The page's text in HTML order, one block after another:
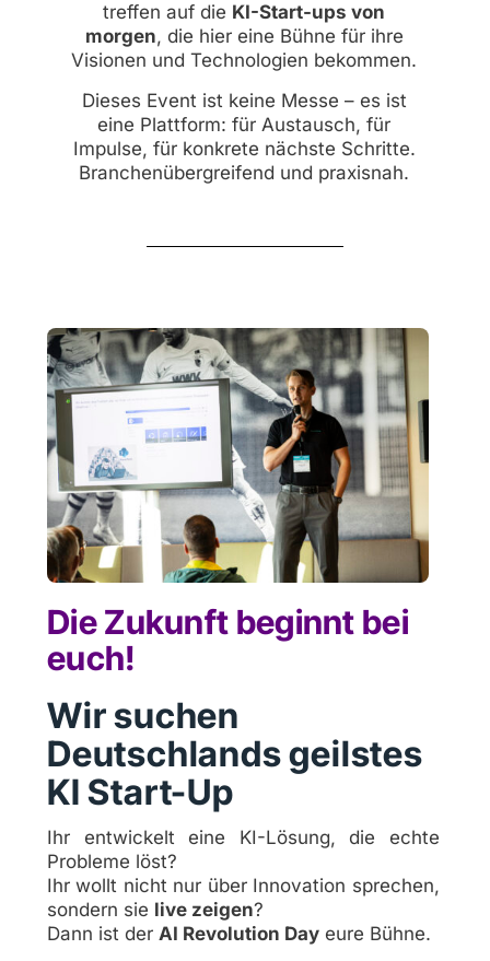
treffen auf die KI-Start-ups von
morgen, die hier eine Bühne für ihre
Visionen und Technologien bekommen.
Dieses Event ist keine Messe – es ist
eine Plattform: für Austausch, für
Impulse, für konkrete nächste Schritte.
Branchenübergreifend und praxisnah.
Die Zukunft beginnt bei
euch!
Wir suchen
Deutschlands geilstes
KI Start-Up
Ihr entwickelt eine KI-Lösung, die echte
Probleme löst?
Ihr wollt nicht nur über Innovation sprechen,
sondern sie live zeigen?
Dann ist der AI Revolution Day eure Bühne.